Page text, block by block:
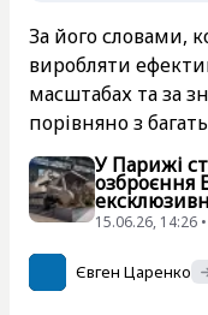
За його словами,
виробляти
масштабах та за
порівняно з
У Парижі
озброєння
15.06.26, 14:26
Євген Царенко